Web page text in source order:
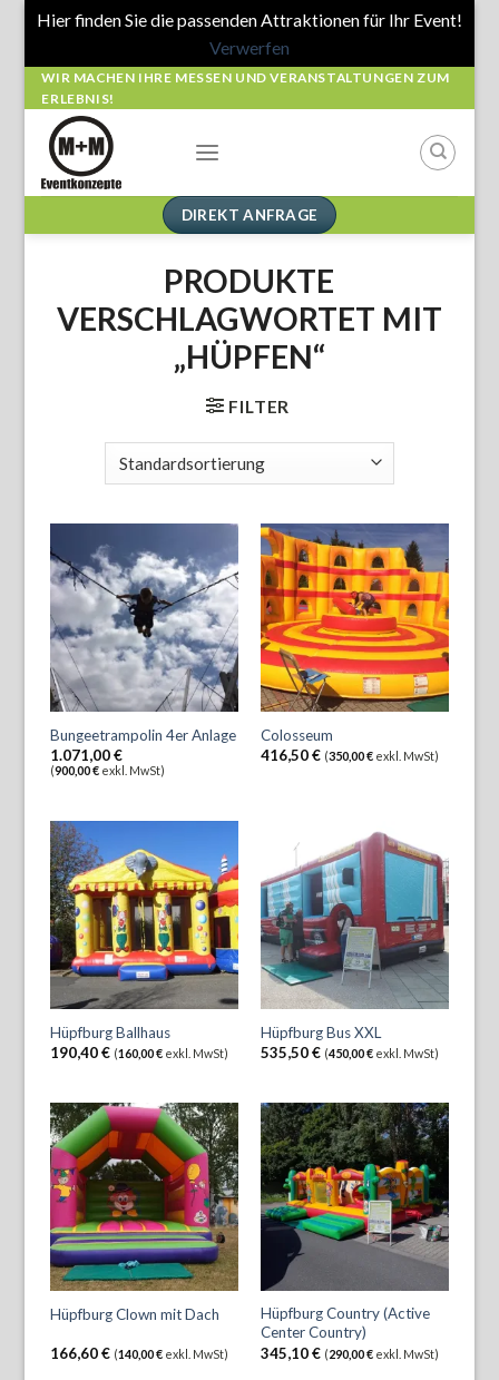
Hier finden Sie die passenden Attraktionen für Ihr Event!
Verwerfen
Skip
to
content
WIR MACHEN IHRE MESSEN UND VERANSTALTUNGEN ZUM
ERLEBNIS!
DIREKT ANFRAGE
PRODUKTE
VERSCHLAGWORTET MIT
„HÜPFEN“
FILTER
Bungeetrampolin 4er Anlage
1.071,00€
(900,00€ exkl. MwSt)
Colosseum
416,50€ (350,00€exkl. MwSt)
Hüpfburg Ballhaus
190,40€ (160,00€ exkl. MwSt)
Hüpfburg Bus XXL
535,50€ (450,00€exkl. MwSt)
Hüpfburg Clown mit Dach
166,60€ (140,00€ exkl. MwSt)
Hüpfburg Country (Active
Center Country)
345,10€ (290,00€exkl. MwSt)